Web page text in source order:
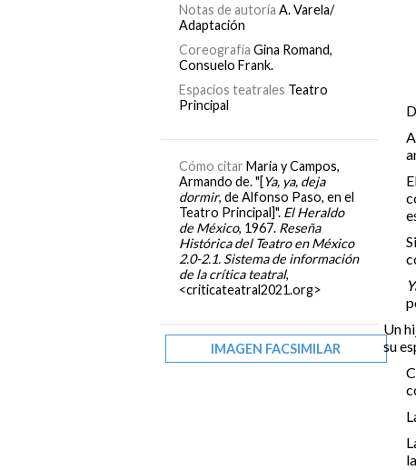
Notas de autoría A. Varela/
Adaptación
Coreografía Gina Romand,
Consuelo Frank.
Espacios teatrales Teatro
Principal
Cómo citar Maria y Campos,
Armando de. "[Ya, ya, deja
dormir, de Alfonso Paso, en el
Teatro Principal]". El Heraldo
de México, 1967. Reseña
Histórica del Teatro en México
2.0-2.1. Sistema de información
de la crítica teatral,
<criticateatral2021.org>
IMAGEN FACSIMILAR
Un
su